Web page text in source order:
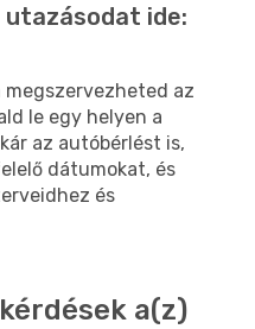
utazásodat ide:
az
le egy helyen a
az autóbérlést is,
dátumokat, és
és
a(z)